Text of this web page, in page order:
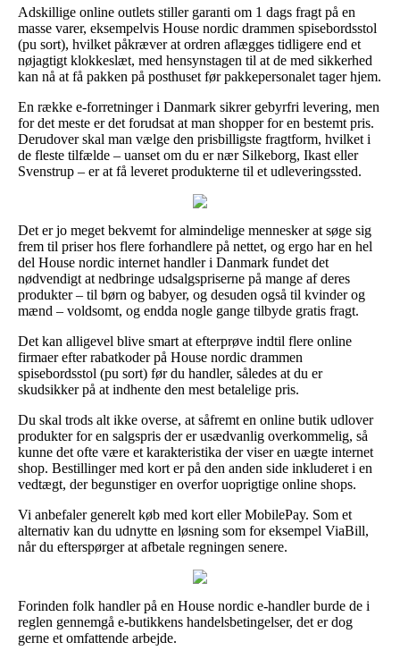
Adskillige online outlets stiller garanti om 1 dags fragt på en
masse varer, eksempelvis House nordic drammen spisebordsstol
(pu sort), hvilket påkræver at ordren aflægges tidligere end et
nøjagtigt klokkeslæt, med hensynstagen til at de med sikkerhed
kan nå at få pakken på posthuset før pakkepersonalet tager hjem.
En række e-forretninger i Danmark sikrer gebyrfri levering, men
for det meste er det forudsat at man shopper for en bestemt pris.
Derudover skal man vælge den prisbilligste fragtform, hvilket i
de fleste tilfælde – uanset om du er nær Silkeborg, Ikast eller
Svenstrup – er at få leveret produkterne til et udleveringssted.
Det er jo meget bekvemt for almindelige mennesker at søge sig
frem til priser hos flere forhandlere på nettet, og ergo har en hel
del House nordic internet handler i Danmark fundet det
nødvendigt at nedbringe udsalgspriserne på mange af deres
produkter – til børn og babyer, og desuden også til kvinder og
mænd – voldsomt, og endda nogle gange tilbyde gratis fragt.
Det kan alligevel blive smart at efterprøve indtil flere online
firmaer efter rabatkoder på House nordic drammen
spisebordsstol (pu sort) før du handler, således at du er
skudsikker på at indhente den mest betalelige pris.
Du skal trods alt ikke overse, at såfremt en online butik udlover
produkter for en salgspris der er usædvanlig overkommelig, så
kunne det ofte være et karakteristika der viser en uægte internet
shop. Bestillinger med kort er på den anden side inkluderet i en
vedtægt, der begunstiger en overfor uoprigtige online shops.
Vi anbefaler generelt køb med kort eller MobilePay. Som et
alternativ kan du udnytte en løsning som for eksempel ViaBill,
når du efterspørger at afbetale regningen senere.
Forinden folk handler på en House nordic e-handler burde de i
reglen gennemgå e-butikkens handelsbetingelser, det er dog
gerne et omfattende arbejde.